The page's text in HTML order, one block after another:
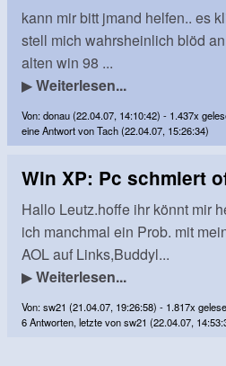
kann mir bitt jmand helfen.. es
stell mich wahrsheinlich blöd
alten win 98 ...
▶Weiterlesen...
Von: donau (22.04.07, 14:10:42) - 1.437x
eine Antwort von Tach (22.04.07, 15:26:34)
Win XP: Pc schmiert
Hallo Leutz.hoffe ihr könnt mir
ich manchmal ein Prob. mit
AOL auf Links,Buddyl...
▶Weiterlesen...
Von: sw21 (21.04.07, 19:26:58) - 1.817x
6 Antworten, letzte von sw21 (22.04.07,